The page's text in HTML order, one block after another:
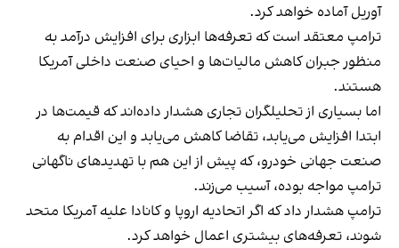
آوریل آماده خواهد کرد.
ترامپ معتقد است که تعرفه‌ها ابزاری برای افزایش درآمد به
منظور جبران کاهش مالیات‌ها و احیای صنعت داخلی آمریکا
هستند.
اما بسیاری از تحلیلگران تجاری هشدار داده‌اند که قیمت‌ها در
ابتدا افزایش می‌یابد، تقاضا کاهش می‌یابد و این اقدام به
صنعت جهانی خودرو، که پیش از این هم با تهدیدهای ناگهانی
ترامپ مواجه بوده، آسیب می‌زند.
ترامپ هشدار داد که اگر اتحادیه اروپا و کانادا علیه آمریکا متحد
شوند، تعرفه‌های بیشتری اعمال خواهد کرد.